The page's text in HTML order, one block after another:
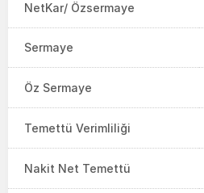
NetKar/ Özsermaye
Sermaye
Öz Sermaye
Temettü Verimliliği
Nakit Net Temettü